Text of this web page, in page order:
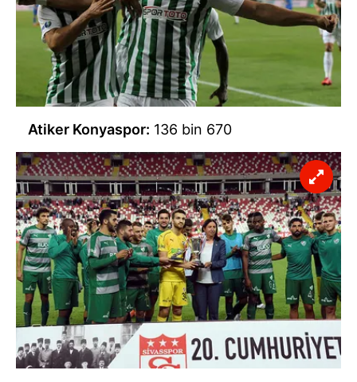
Atiker Konyaspor: 136 bin 670